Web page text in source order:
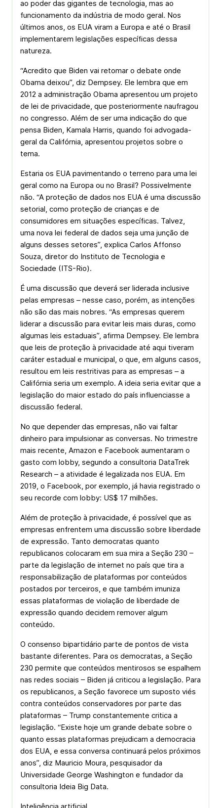
ao poder das gigantes de tecnologia, mas ao
funcionamento da indústria de modo geral. Nos
últimos anos, os EUA viram a Europa e até o Brasil
implementarem legislações específicas dessa
natureza.
“Acredito que Biden vai retomar o debate onde
Obama deixou”, diz Dempsey. Ele lembra que em
2012 a administração Obama apresentou um projeto
de lei de privacidade, que posteriormente naufragou
no congresso. Além de ser uma indicação do que
pensa Biden, Kamala Harris, quando foi advogada-
geral da Califórnia, apresentou projetos sobre o
tema.
Estaria os EUA pavimentando o terreno para uma lei
geral como na Europa ou no Brasil? Possivelmente
não. “A proteção de dados nos EUA é uma discussão
setorial, como proteção de crianças e de
consumidores em situações específicas. Talvez,
uma nova lei federal de dados seja uma junção de
alguns desses setores”, explica Carlos Affonso
Souza, diretor do Instituto de Tecnologia e
Sociedade (ITS-Rio).
É uma discussão que deverá ser liderada inclusive
pelas empresas – nesse caso, porém, as intenções
não são das mais nobres. “As empresas querem
liderar a discussão para evitar leis mais duras, como
algumas leis estaduais”, afirma Dempsey. Ele lembra
que leis de proteção à privacidade até aqui tiveram
caráter estadual e municipal, o que, em alguns casos,
resultou em leis restritivas para as empresas – a
Califórnia seria um exemplo. A ideia seria evitar que a
legislação do maior estado do país influenciasse a
discussão federal.
No que depender das empresas, não vai faltar
dinheiro para impulsionar as conversas. No trimestre
mais recente, Amazon e Facebook aumentaram o
gasto com lobby, segundo a consultoria DataTrek
Research – a atividade é legalizada nos EUA. Em
2019, o Facebook, por exemplo, já havia registrado o
seu recorde com lobby: US$ 17 milhões.
Além de proteção à privacidade, é possível que as
empresas enfrentem uma discussão sobre liberdade
de expressão. Tanto democratas quanto
republicanos colocaram em sua mira a Seção 230 –
parte da legislação de internet no país que tira a
responsabilização de plataformas por conteúdos
postados por terceiros, e que também imuniza
essas plataformas de violação de liberdade de
expressão quando decidem remover algum
conteúdo.
O consenso bipartidário parte de pontos de vista
bastante diferentes. Para os democratas, a Seção
230 permite que conteúdos mentirosos se espalhem
nas redes sociais – Biden já criticou a legislação. Para
os republicanos, a Seção favorece um suposto viés
contra conteúdos conservadores por parte das
plataformas – Trump constantemente critica a
legislação. “Existe hoje um grande debate sobre o
quanto essas plataformas prejudicam a democracia
dos EUA, e essa conversa continuará pelos próximos
anos”, diz Mauricio Moura, pesquisador da
Universidade George Washington e fundador da
consultoria Ideia Big Data.